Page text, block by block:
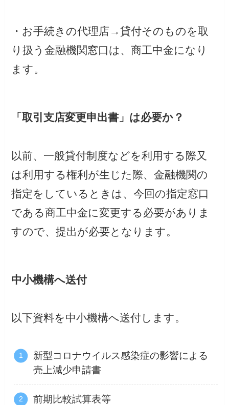
・お手続きの代理店→貸付そのものを取
り扱う金融機関窓口は、商工中金になり
ます。
「取引支店変更申出書」は必要か？
以前、一般貸付制度などを利用する際又
は利用する権利が生じた際、金融機関の
指定をしているときは、今回の指定窓口
である商工中金に変更する必要がありま
すので、提出が必要となります。
中小機構へ送付
以下資料を中小機構へ送付します。
新型コロナウイルス感染症の影響による
売上減少申請書
前期比較試算表等